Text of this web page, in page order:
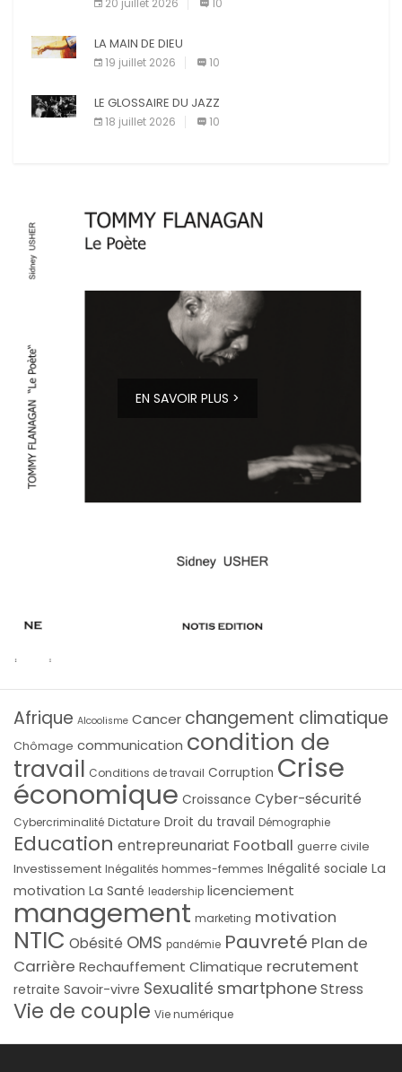
LA MAIN DE DIEU
19 juillet 2026 10
LE GLOSSAIRE DU JAZZ
18 juillet 2026 10
EN SAVOIR PLUS >
Afrique Alcoolisme Cancer changement climatique
Chômage communication condition de
travail Conditions de travail Corruption Crise
économique Croissance Cyber-sécurité
Cybercriminalité Dictature Droit du travail Démographie
Education entrepreunariat Football guerre civile
Investissement Inégalités hommes-femmes Inégalité sociale La
motivation La Santé leadership licenciement
management marketing motivation
NTIC Obésité OMS pandémie Pauvreté Plan de
Carrière Rechauffement Climatique recrutement
retraite Savoir-vivre Sexualité smartphoneStress
Vie de couple Vie numérique